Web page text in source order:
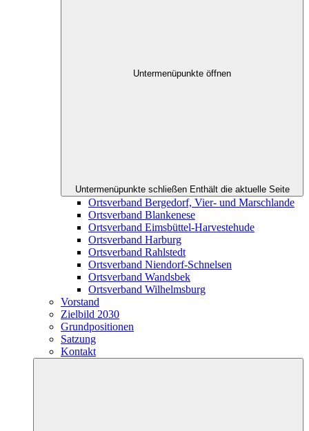
Untermenüpunkte öffnen
Untermenüpunkte schließen Enthält die aktuelle Seite
Ortsverband Bergedorf, Vier- und Marschlande
Ortsverband Blankenese
Ortsverband Eimsbüttel-Harvestehude
Ortsverband Harburg
Ortsverband Rahlstedt
Ortsverband Niendorf-Schnelsen
Ortsverband Wandsbek
Ortsverband Wilhelmsburg
Vorstand
Zielbild 2030
Grundpositionen
Satzung
Kontakt